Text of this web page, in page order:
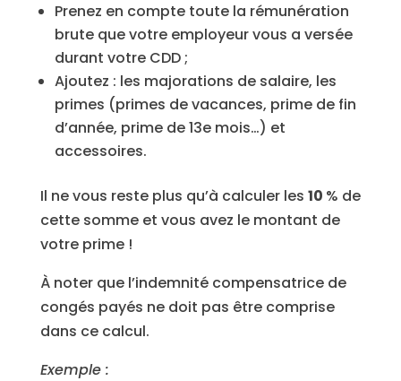
Prenez en compte toute la rémunération
brute que votre employeur vous a versée
durant votre CDD ;
Ajoutez : les majorations de salaire, les
primes (primes de vacances, prime de fin
d’année, prime de 13e mois…) et
accessoires.
Il ne vous reste plus qu’à calculer les 10 % de
cette somme et vous avez le montant de
votre prime !
À noter que l’indemnité compensatrice de
congés payés ne doit pas être comprise
dans ce calcul.
Exemple :